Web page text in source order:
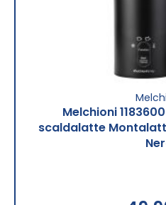
Melchioni
scaldalatte